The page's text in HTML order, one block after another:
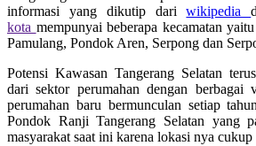
informasi yang dikutip dariwikipedia
kota mempunyai beberapa kecamatan
Pamulang, Pondok Aren, Serpong dan
Potensi Kawasan Tangerang Selatan
dari sektor perumahan dengan berbagai
perumahan baru bermunculan setiap
Pondok Ranji Tangerang Selatan yang
masyarakat saat ini karena lokasi nya cukup